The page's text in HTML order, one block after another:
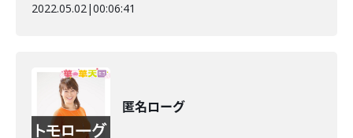
2022.05.02|00:06:41
匿名ローグ